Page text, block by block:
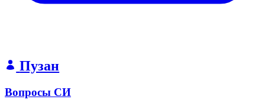
Пузан
Вопросы СИ